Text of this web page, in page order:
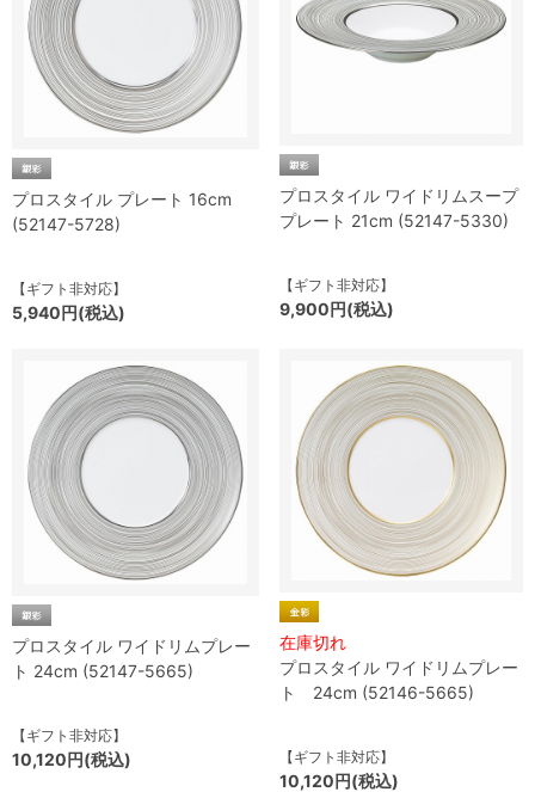
プロスタイル プレート 16cm
(52147-5728)
【ギフト非対応】
5,940円(税込)
プロスタイル ワイドリムスープ
プレート 21cm (52147-5330)
【ギフト非対応】
9,900円(税込)
プロスタイル ワイドリムプレー
ト 24cm (52147-5665)
【ギフト非対応】
10,120円(税込)
在庫切れ
プロスタイル ワイドリムプレー
ト 24cm (52146-5665)
【ギフト非対応】
10,120円(税込)